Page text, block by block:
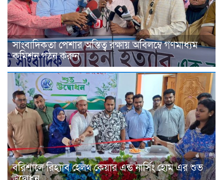
সাংবাদিকতা পেশার অস্তিত্ব রক্ষায় অবিলম্বে গণমাধ্যম
কমিশন গঠন করুন
বরিশালে রিহ্যাব হেলথ কেয়ার এন্ড নার্সিং হোম এর শুভ